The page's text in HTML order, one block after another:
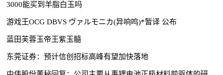
3000能买到羊脂白玉吗
游戏王OCG DBVS ヴァルモニカ(异响鸣)*暂译 公布
蓝田芙蓉玉帝王紫玉髓
东莞证券：预计信创招标高峰有望加快落地